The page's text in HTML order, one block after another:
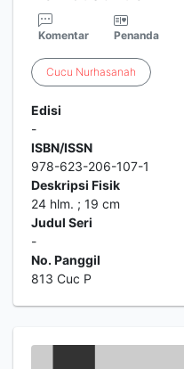
Komentar Penanda
Cucu Nurhasanah
Edisi
-
ISBN/ISSN
978-623-206-107-1
Deskripsi Fisik
24 hlm. ; 19 cm
Judul Seri
-
No. Panggil
813 Cuc P